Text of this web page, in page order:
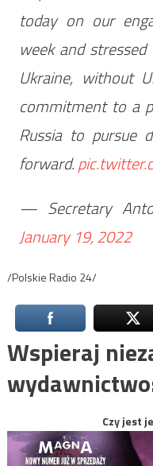
today on our
week and
Ukraine, without
commitment to a
Russia to pursue
forward.
— Secretary
January 19, 2022
/Polskie Radio 24/
Wspieraj
Czy jest